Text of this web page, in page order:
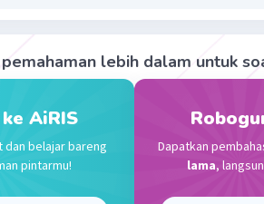
Community
14:42
dua proses, yakni bertelur dan
lebih dalam untuk
AiRIS
dan belajar bareng
pintarmu!
Dapatkan
lama,